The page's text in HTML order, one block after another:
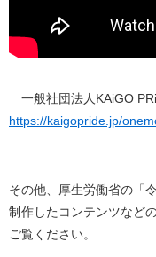
一般社団法人KAiGO
https://kaigopride.jp/
その他、厚生労働省の「
制作したコンテンツなど
ご覧ください。